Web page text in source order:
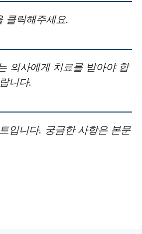
클릭해주세요.
의사에게 치료를 받아야 합
니다.
입니다. 궁금한 사항은 본문